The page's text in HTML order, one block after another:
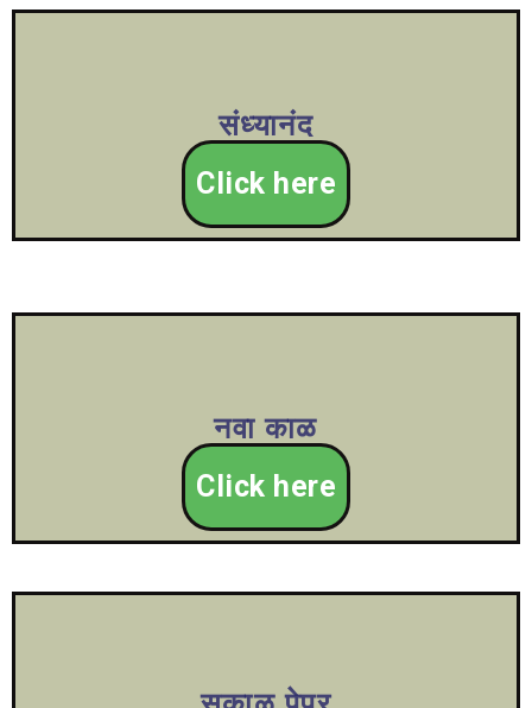
संध्यानंद
Click here
नवा काळ
Click here